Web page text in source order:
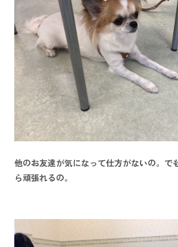
他のお友達が気になって仕方がないの。で
ら頑張れるの。